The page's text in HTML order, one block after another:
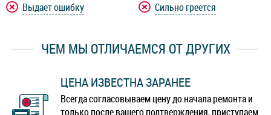
Выдает ошибку
Сильно греется
ЧЕМ МЫ ОТЛИЧАЕМСЯ ОТ ДРУГИХ
ЦЕНА ИЗВЕСТНА ЗАРАНЕЕ
Всегда согласовываем цену до начала ремонта и
только после вашего подтверждения, приступаем